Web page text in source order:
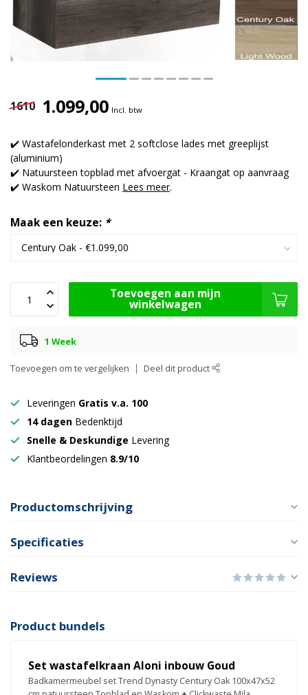
1610 1.099,00 Incl. btw
✔️ Wastafelonderkast met 2 softclose lades met greeplijst
(aluminium)
✔️ Natuursteen topblad met afvoergat - Kraangat op aanvraag
✔️ Waskom Natuursteen Lees meer.
Maak een keuze: *
Toevoegen aan mijn
winkelwagen
1 Week
Toevoegen om te vergelijken Deel dit product
Leveringen Gratis v.a. 100
14 dagen Bedenktijd
Snelle & Deskundige Levering
Klantbeordelingen 8.9/10
Productomschrijving
Specificaties
Reviews
Product bundels
Set wastafelkraan Aloni inbouw Goud
Badkamermeubel set Trend Dynasty Century Oak 100x47x52